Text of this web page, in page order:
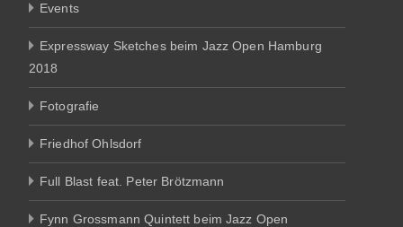
Events
Expressway Sketches beim Jazz Open Hamburg
2018
Fotografie
Friedhof Ohlsdorf
Full Blast feat. Peter Brötzmann
Fynn Grossmann Quintett beim Jazz Open